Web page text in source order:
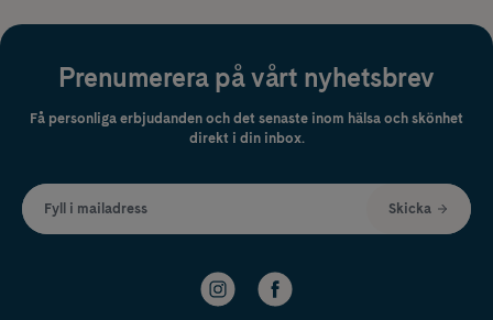
Prenumerera på vårt nyhetsbrev
Få personliga erbjudanden och det senaste inom hälsa och skönhet
direkt i din inbox.
Fyll i mailadress Skicka